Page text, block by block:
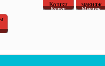
Кошки Макияж